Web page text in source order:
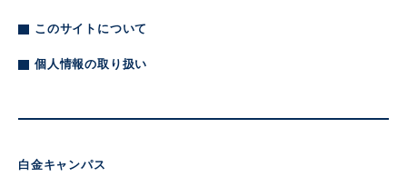
このサイトについて
個人情報の取り扱い
白金キャンパス